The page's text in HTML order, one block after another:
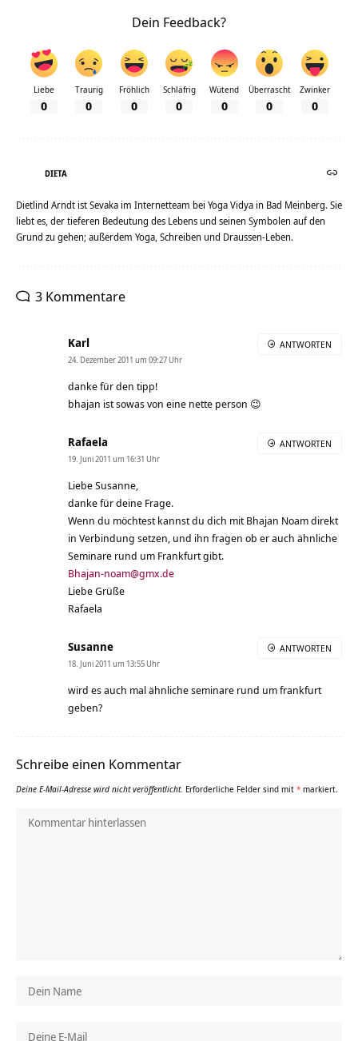
Dein Feedback?
Liebe
0
Traurig
0
Fröhlich
0
Schläfrig
0
Wütend
0
Überrascht
0
Zwinker
0
DIETA
Dietlind Arndt ist Sevaka im Internetteam bei Yoga Vidya in Bad Meinberg. Sie
liebt es, der tieferen Bedeutung des Lebens und seinen Symbolen auf den
Grund zu gehen; außerdem Yoga, Schreiben und Draussen-Leben.
3 Kommentare
Karl
24. Dezember 2011 um 09:27 Uhr
danke für den tipp!
bhajan ist sowas von eine nette person 😉
ANTWORTEN
Rafaela
19. Juni 2011 um 16:31 Uhr
Liebe Susanne,
danke für deine Frage.
Wenn du möchtest kannst du dich mit Bhajan Noam direkt
in Verbindung setzen, und ihn fragen ob er auch ähnliche
Seminare rund um Frankfurt gibt.
Bhajan-noam@gmx.de
Liebe Grüße
Rafaela
ANTWORTEN
Susanne
18. Juni 2011 um 13:55 Uhr
wird es auch mal ähnliche seminare rund um frankfurt
geben?
ANTWORTEN
Schreibe einen Kommentar
Deine E-Mail-Adresse wird nicht veröffentlicht. Erforderliche Felder sind mit * markiert.